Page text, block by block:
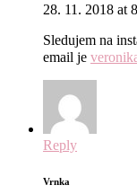
28. 11. 2018 at
Sledujem na
email je
Reply
Vrnka